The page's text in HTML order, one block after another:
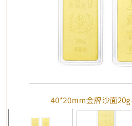
40*20mm金牌沙面